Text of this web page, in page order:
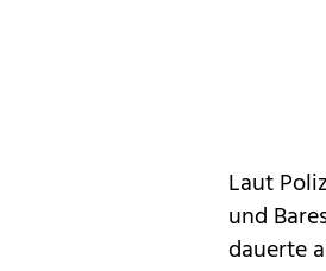
Laut
und
dauerte